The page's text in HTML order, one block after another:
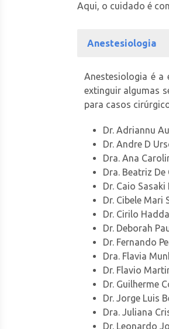
Aqui, o cuidado é
Anestesiologia
Anestesiologia é a
extinguir algumas
para casos
Dr. Adriannu
Dr. Andre D
Dra. Ana
Dra. Beatriz
Dr. Caio
Dr. Cibele Mari
Dr. Cirilo
Dr. Deborah
Dr. Fernando
Dra. Flavia
Dr. Flavio
Dr. Guilherme
Dr. Jorge Luis
Dra. Juliana
Dr. Leonardo